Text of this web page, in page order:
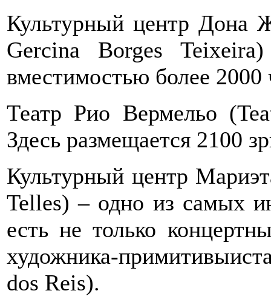
Культурный центр Дона
Gercina Borges
вместимостью более 2000
Театр Рио Вермельо
Здесь размещается 2100
Культурный центр
Telles) – одно из самых
есть не только
художника-
dos Reis).